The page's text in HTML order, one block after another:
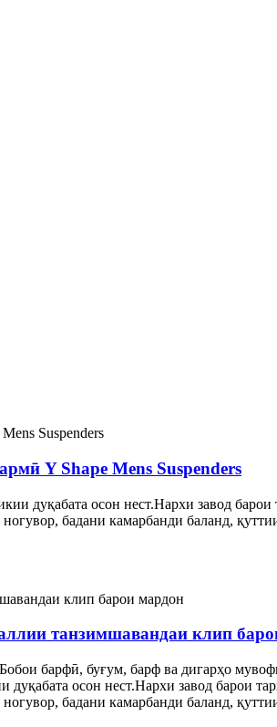
Y Shape Mens Suspenders
дуқабата осон нест.Нархи завод
бадани камарбанди баланд,
танзимшавандаи клип
барфӣ, буғум, барф ва дигарҳо
осон нест.Нархи завод барои
бадани камарбанди баланд,